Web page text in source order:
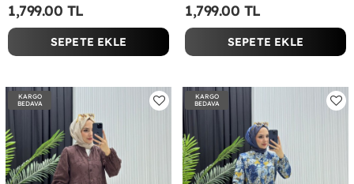
1,799.00 TL
SEPETE EKLE
1,799.00 TL
SEPETE EKLE
KARGO
BEDAVA
KARGO
BEDAVA